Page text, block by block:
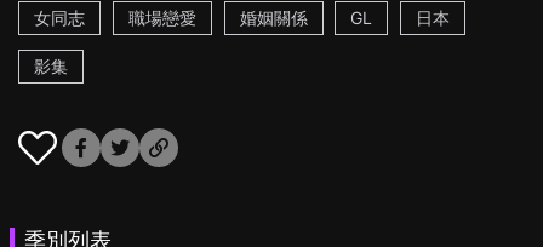
女同志
職場戀愛 婚姻關係 GL 日本
影集
季別列表